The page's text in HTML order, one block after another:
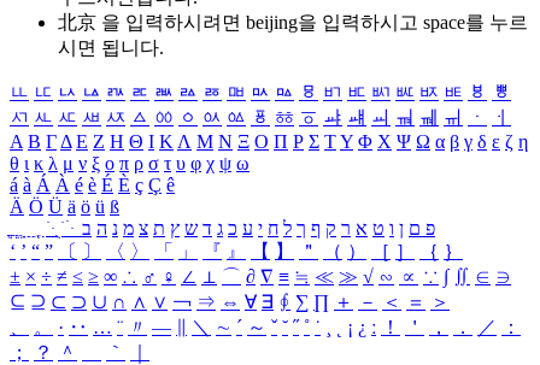
北京 을 입력하시려면 beijing을 입력하시고 space를 누르
시면 됩니다.
ㅥ ㅦ ㅧ ㅨ ㅩ ㅪ ㅫ ㅬ ㅭ ㅮ ㅯ ㅰ ㅱ ㅲ ㅳ ㅴ ㅵ ㅶ ㅷ ㅸ
ㅹ
ㅺ ㅻ ㅼ ㅽ ㅾ ㅿ ㆀ ㆁ ㆂ ㆃ ㆄ ㆅ ㆆ ㆇ ㆈ ㆉ ㆊ ㆋ ㆌ ㆍ
ㆎ
Α Β ΓΔ Ε Ζ Η Θ Ι ΚΛ Μ Ν Ξ Ο Π Ρ Σ ΤΥ Φ Χ Ψ Ω α β γ δ ε ζ η
θ ι κ λ μ ν ξ ο π ρ σ τ υ φ χ ψ ω
á à Á À é è É È ç Ç ê
Ä Ö Ü ä ö ü ß
ִֶֹ ֻּ ׁׂ פ ם ן ו ט א ר ק ף ך ל ח י ע כ ג ד ש ץ ת צ מ נ ה ב
‘ ’ “ ” 〔 〕 〈 〉 「 」 『 』 【 】 ＂ （ ） ［ ］ ｛ ｝
± × ÷ ≠ ≤ ≥ ∞ ∴ ♂ ♀ ∠ ⊥ ⌒ ∂ ∇ ≡ ≒ ≪ ≫ √ ∽ ∝ ∵ ∫ ∬ ∈ ∋
⊆ ⊇ ⊂ ⊃ ∪ ∩ ∧ ∨ ￢ ⇒ ⇔ ∀ ∃ ∮ ∑ ∏ ＋ － ＜ ＝
＞
、
。 · ‥ … ¨ 〃 ― ＼ ∼ ´ ～ ˇ ˘ ˝ ˚ ˙ ¸ ¡ ¿ ː ！ ＇ ， ． ／
：
；
？ ＾ ｀